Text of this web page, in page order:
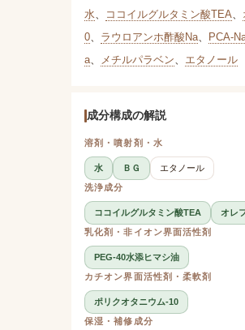
水、 ココイルグルタミン酸TEA、
0、 ラウロアンホ酢酸Na、 PCA-
a、 メチルパラベン、 エタノール
成分構成の解説
溶剤・噴射剤・水
水 ＢＧ
エタノール
洗浄成分
ココイルグルタミン酸TEA オレ
乳化剤・非イオン界面活性剤
PEG-40水添ヒマシ油
カチオン界面活性剤・柔軟剤
ポリクオタニウム-10
保湿・補修成分